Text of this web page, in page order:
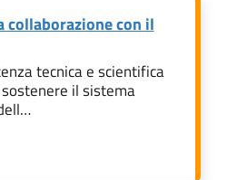
con il
tecnica e scientifica
il sistema